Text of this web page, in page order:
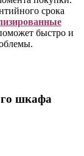
срока
быстро и
шкафа